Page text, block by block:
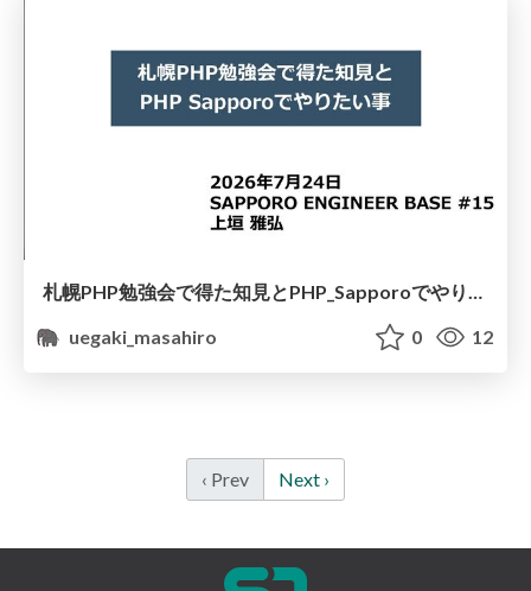
札幌PHP勉強会で得た知見とPHP_Sapporoでやりたい事
uegaki_masahiro
0 12
‹ Prev Next ›